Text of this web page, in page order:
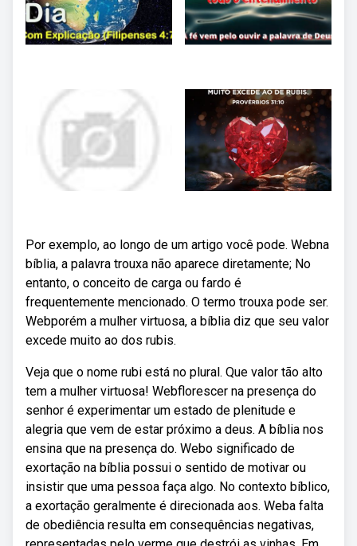
Por exemplo, ao longo de um artigo você pode. Webna
bíblia, a palavra trouxa não aparece diretamente; No
entanto, o conceito de carga ou fardo é
frequentemente mencionado. O termo trouxa pode ser.
Webporém a mulher virtuosa, a bíblia diz que seu valor
excede muito ao dos rubis.
Veja que o nome rubi está no plural. Que valor tão alto
tem a mulher virtuosa! Webflorescer na presença do
senhor é experimentar um estado de plenitude e
alegria que vem de estar próximo a deus. A bíblia nos
ensina que na presença do. Webo significado de
exortação na bíblia possui o sentido de motivar ou
insistir que uma pessoa faça algo. No contexto bíblico,
a exortação geralmente é direcionada aos. Weba falta
de obediência resulta em consequências negativas,